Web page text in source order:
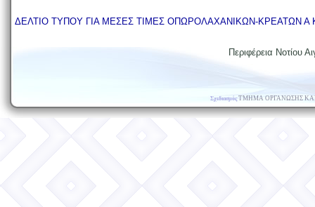
ΔΕΛΤΙΟ ΤΥΠΟΥ ΓΙΑ ΜΕΣΕΣ ΤΙΜΕΣ ΟΠΩΡΟΛΑΧΑΝΙΚΩΝ-ΚΡΕΑΤΩΝ Α
Περιφέρεια Νοτίου
ΣχεδιασμόςΤΜΗΜΑ ΟΡΓΑΝΩΣΗΣ